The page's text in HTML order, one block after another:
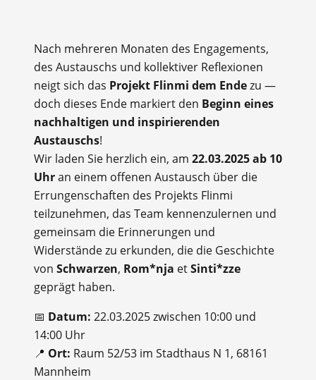
Nach mehreren Monaten des Engagements,
des Austauschs und kollektiver Reflexionen
neigt sich das Projekt Flinmi dem Endezu —
doch dieses Ende markiert den Beginn eines
nachhaltigen und inspirierenden
Austauschs!
Wir laden Sie herzlich ein, am 22.03.2025 ab 10
Uhran einem offenen Austausch über die
Errungenschaften des Projekts Flinmi
teilzunehmen, das Team kennenzulernen und
gemeinsam die Erinnerungen und
Widerstände zu erkunden, die die Geschichte
von Schwarzen, Rom*nja etSinti*zze
geprägt haben.
📅 Datum: 22.03.2025 zwischen 10:00 und
14:00 Uhr
📍 Ort: Raum 52/53 im Stadthaus N 1, 68161
Mannheim